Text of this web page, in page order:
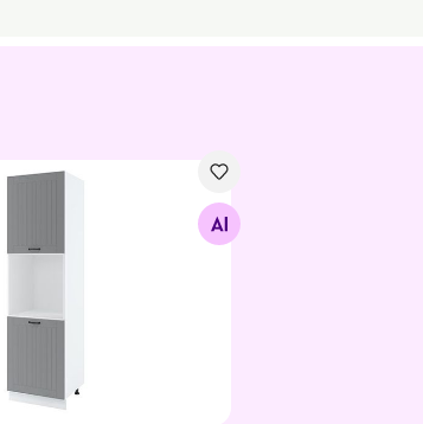
integreeritavale ahjule 60x213,7 cm